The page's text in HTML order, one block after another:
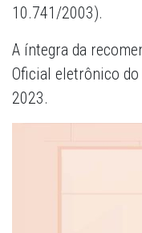
10.741/2003).
A íntegra da
Oficial eletrônico
2023.